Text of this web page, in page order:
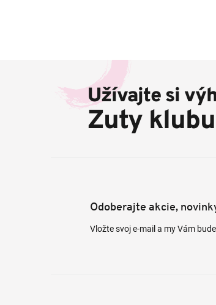
Užívajte si
Zuty klubu
Odoberajte akcie,
Vložte svoj e-mail a my Vám